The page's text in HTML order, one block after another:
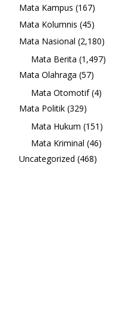
Mata Kampus (167)
Mata Kolumnis (45)
Mata Nasional (2,180)
Mata Berita (1,497)
Mata Olahraga (57)
Mata Otomotif(4)
Mata Politik (329)
Mata Hukum (151)
Mata Kriminal (46)
Uncategorized (468)